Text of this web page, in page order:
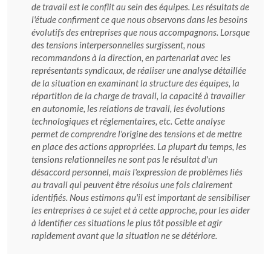
de travail est le conflit au sein des équipes. Les résultats de
l'étude confirment ce que nous observons dans les besoins
évolutifs des entreprises que nous accompagnons. Lorsque
des tensions interpersonnelles surgissent, nous
recommandons à la direction, en partenariat avec les
représentants syndicaux, de réaliser une analyse détaillée
de la situation en examinant la structure des équipes, la
répartition de la charge de travail, la capacité à travailler
en autonomie, les relations de travail, les évolutions
technologiques et réglementaires, etc. Cette analyse
permet de comprendre l'origine des tensions et de mettre
en place des actions appropriées. La plupart du temps, les
tensions relationnelles ne sont pas le résultat d'un
désaccord personnel, mais l'expression de problèmes liés
au travail qui peuvent être résolus une fois clairement
identifiés. Nous estimons qu'il est important de sensibiliser
les entreprises à ce sujet et à cette approche, pour les aider
à identifier ces situations le plus tôt possible et agir
rapidement avant que la situation ne se détériore.